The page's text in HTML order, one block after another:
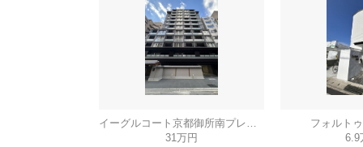
イーグルコート京都御所南プレミアム迎賓館
31万円
フォルト
6.9